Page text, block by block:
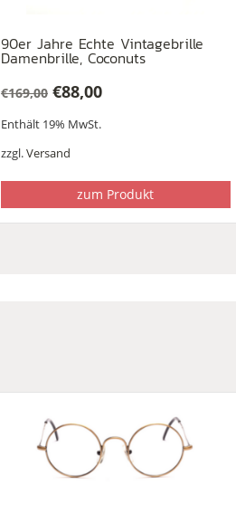
90er Jahre Echte Vintagebrille
Damenbrille, Coconuts
€169,00
Preis
war:
€169,00
€88,00
Preis
ist:
€88,00.
Enthält 19% MwSt.
zzgl.Versand
zum Produkt